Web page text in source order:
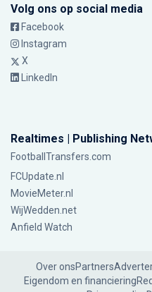
Volg ons op social media
Facebook
Instagram
X
LinkedIn
Realtimes | Publishing
FootballTransfers.com
FCUpdate.nl
MovieMeter.nl
WijWedden.net
Anfield Watch
Over onsPartners
Eigendom en financiering